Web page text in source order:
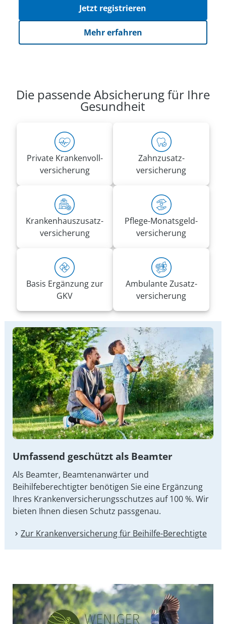
Jetzt registrieren
Mehr erfahren
Die passende Absicherung für Ihre
Gesundheit
Private Kranken­voll­
versicherung
Zahnzusatz­
versicherung
Kranken­haus­zusatz­­
versicherung
Pflege-Monatsgeld­
versicherung
Basis Ergänzung zur
GKV
Ambulante Zusatz­
versicherung
Umfassend geschützt als Beamter
Als Beamter, Beamtenanwärter und
Beihilfeberechtigter benötigen Sie eine Ergänzung
Ihres Kran­ken­ver­si­che­rungs­schut­zes auf 100 %. Wir
bieten Ihnen diesen Schutz passgenau.
Zur Kranken­versicherung für Beihilfe-Berechtigte